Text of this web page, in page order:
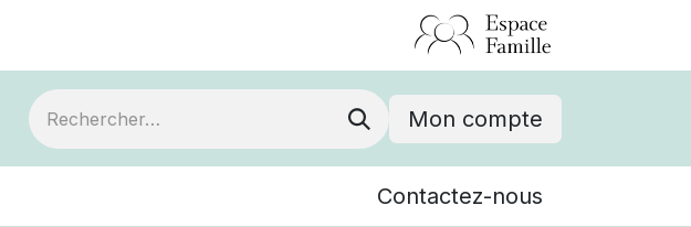
Mon compte
Événements
Contactez-nous